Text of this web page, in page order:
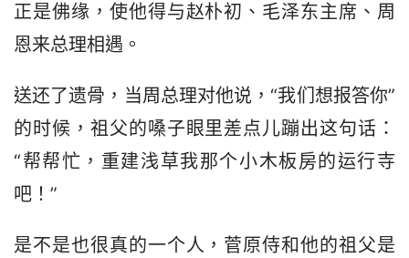
正是佛缘，使他得与赵朴初、毛泽东主席、周
恩来总理相遇。
送还了遗骨，当周总理对他说，“我们想报答你”
的时候，祖父的嗓子眼里差点儿蹦出这句话：
“帮帮忙，重建浅草我那个小木板房的运行寺
吧！”
是不是也很真的一个人，菅原侍和他的祖父是